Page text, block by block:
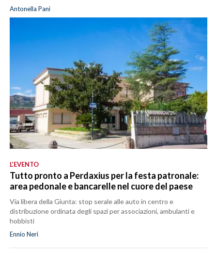
Antonella Pani
L’EVENTO
Tutto pronto a Perdaxius per la festa patronale:
area pedonale e bancarelle nel cuore del paese
Via libera della Giunta: stop serale alle auto in centro e
distribuzione ordinata degli spazi per associazioni, ambulanti e
hobbisti
Ennio Neri